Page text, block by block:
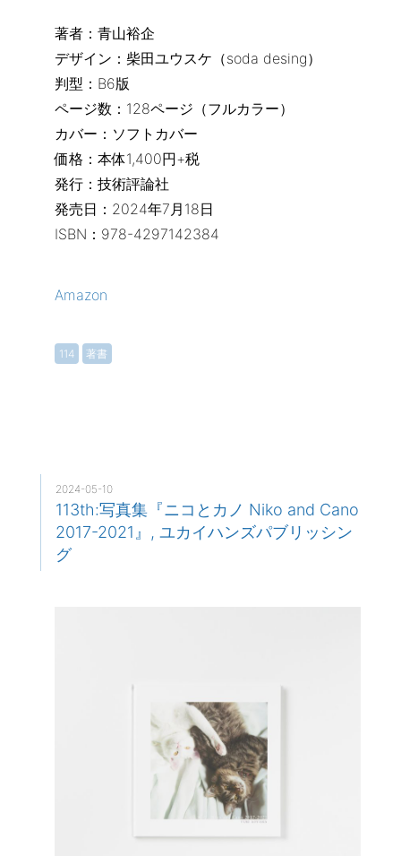
著者：青山裕企
デザイン：柴田ユウスケ（soda desing）
判型：B6版
ページ数：128ページ（フルカラー）
カバー：ソフトカバー
価格：本体1,400円+税
発行：技術評論社
発売日：2024年7月18日
ISBN：978-4297142384
Amazon
114 著書
2024-05-10
113th:写真集『ニコとカノ Niko and Cano
2017-2021』, ユカイハンズパブリッシン
グ